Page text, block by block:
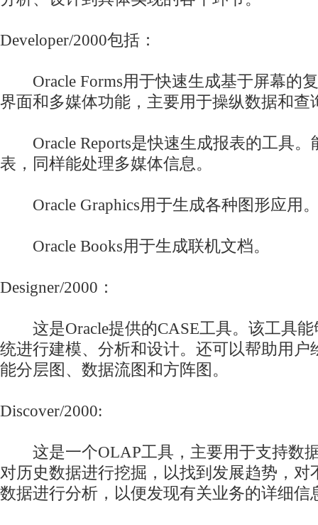
Developer/2000包括：
Oracle Forms用于快速生成基于屏幕的
界面和多媒体功能，主要用于操纵数据和查
Oracle Reports是快速生成报表的工具。
表，同样能处理多媒体信息。
Oracle Graphics用于生成各种图形应用
Oracle Books用于生成联机文档。
Designer/2000：
这是Oracle提供的CASE工具。该工具能
统进行建模、分析和设计。还可以帮助用户
能分层图、数据流图和方阵图。
Discover/2000:
这是一个OLAP工具，主要用于支持数
对历史数据进行挖掘，以找到发展趋势，对
数据进行分析，以便发现有关业务的详细信